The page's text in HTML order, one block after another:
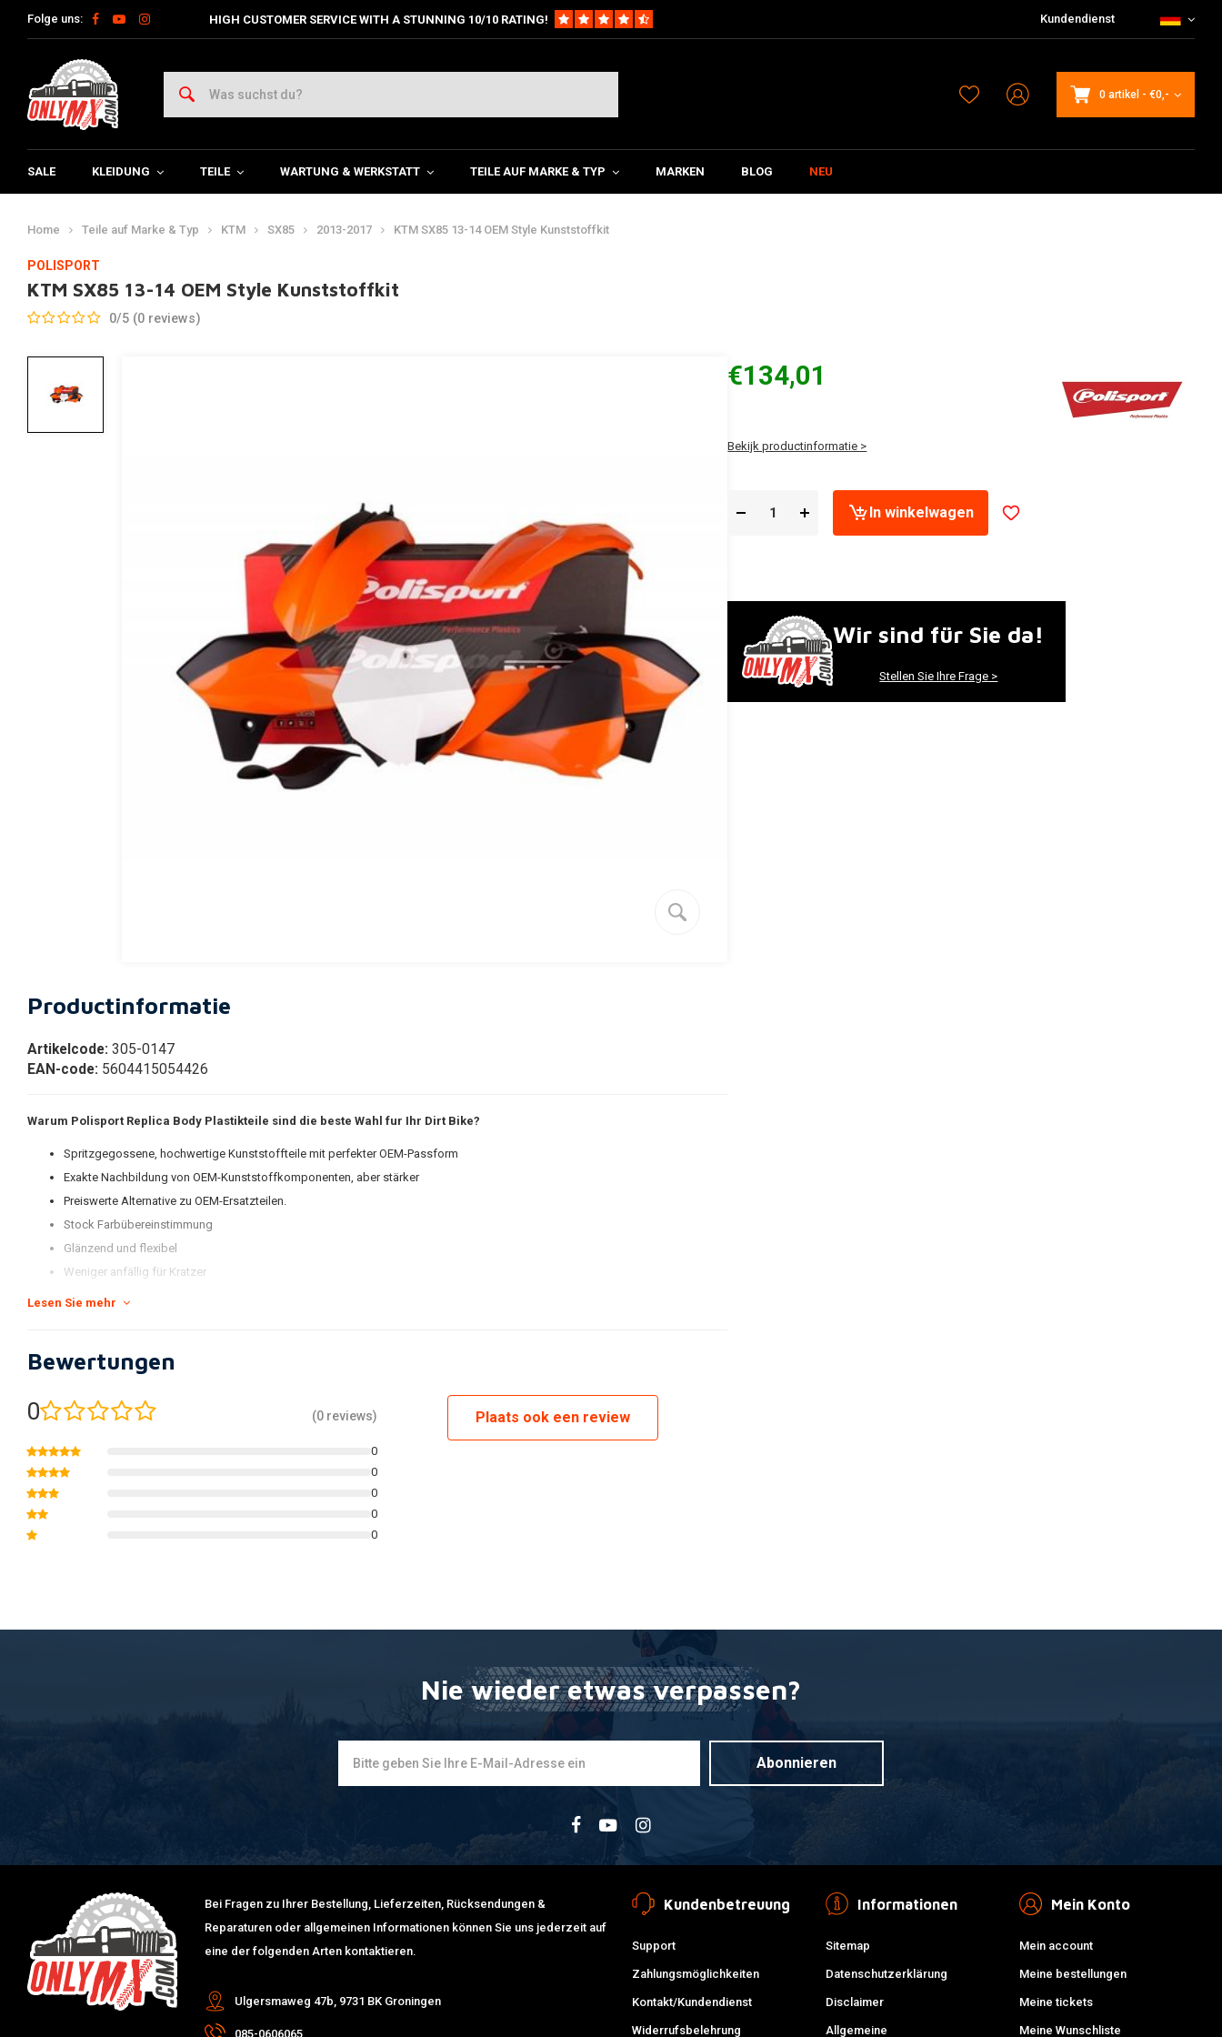
Folge uns: HIGH CUSTOMER SERVICE WITH A STUNNING 10/10 RATING! Kundendienst
0 artikel - €0,-
SALE KLEIDUNG TEILE WARTUNG & WERKSTATT TEILE AUF MARKE & TYP MARKEN BLOG NEU
Home Teile auf Marke & Typ KTM SX85 2013-2017 KTM SX85 13-14 OEM Style Kunststoffkit
POLISPORT
KTM SX85 13-14 OEM Style Kunststoffkit
0/5 (0 reviews)
€134,01
Bekijk productinformatie >
In winkelwagen
Wir sind für Sie da!
Stellen Sie Ihre Frage >
Productinformatie
Artikelcode: 305-0147
EAN-code: 5604415054426
Warum Polisport Replica Body Plastikteile sind die beste Wahl fur Ihr Dirt Bike?
Spritzgegossene, hochwertige Kunststoffteile mit perfekter OEM-Passform
Exakte Nachbildung von OEM-Kunststoffkomponenten, aber stärker
Preiswerte Alternative zu OEM-Ersatzteilen.
Stock Farbübereinstimmung
Glänzend und flexibel
Weniger anfällig für Kratzer
Halte die Farbe besser
*Das serienmäßige MX Replica Plastic Kit von Polisport umfasst einen vorderen Kotflügel, einen hinteren Kotflügel, ein
Nummernschild, Gabelprotektoren, Seitenverkleidungen und Kühlerschaufeln.
(Dies kann von Modell zu Modell variieren, sehen Sie sich die Abbildungen der einzelnen Inhalte des Sets an oder sehen Sie sich
Lesen Sie mehr
Bewertungen
0 (0 reviews)
0
0
0
0
0
Plaats ook een review
Nie wieder etwas verpassen?
Abonnieren
Bei Fragen zu Ihrer Bestellung, Lieferzeiten, Rücksendungen &
Reparaturen oder allgemeinen Informationen können Sie uns jederzeit auf
eine der folgenden Arten kontaktieren.
Ulgersmaweg 47b, 9731 BK Groningen
085-0606065
Kundenbetreuung
Support
Zahlungsmöglichkeiten
Kontakt/Kundendienst
Widerrufsbelehrung
Informationen
Sitemap
Datenschutzerklärung
Disclaimer
Allgemeine
Mein Konto
Mein account
Meine bestellungen
Meine tickets
Meine Wunschliste